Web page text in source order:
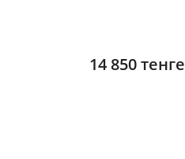
14 850 тенге